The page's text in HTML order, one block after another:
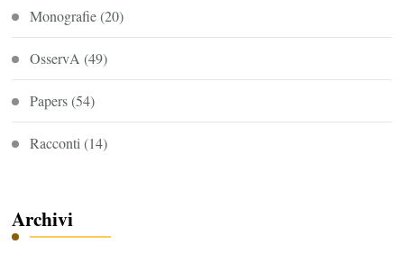
Monografie(20)
OsservA (49)
Papers(54)
Racconti (14)
Archivi